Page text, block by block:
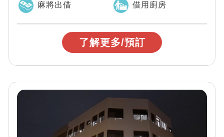
麻將出借 借用廚房
了解更多/預訂